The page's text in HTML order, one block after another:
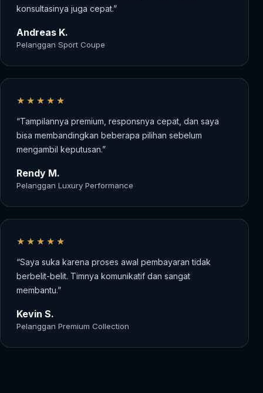
konsultasinya juga cepat.”
Andreas K.
Pelanggan Sport Coupe
★★★★★
“Tampilannya premium, responsnya cepat, dan saya
bisa membandingkan beberapa pilihan sebelum
mengambil keputusan.”
Rendy M.
Pelanggan Luxury Performance
★★★★★
“Saya suka karena proses awal pembayaran tidak
berbelit-belit. Timnya komunikatif dan sangat
membantu.”
Kevin S.
Pelanggan Premium Collection